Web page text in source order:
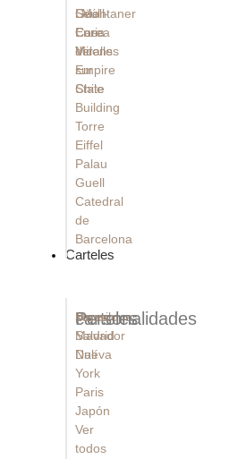
Güell
Casa
Vicens
Empire
State
Building
Torre
Eiffel
Palau
Guell
Catedral
de
Barcelona
Seúl -
Corea
del
sur
Chile
i Montaner
Enric
Miralles
Carteles
carteles
Barcelona
Madrid
Nueva
York
Paris
Japón
Ver
todos
Personalidades
Messi
Salvador
Dalí